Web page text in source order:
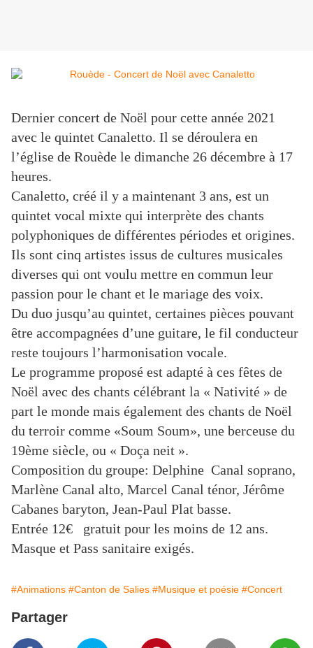
Dernier concert de Noël pour cette année 2021
avec le quintet Canaletto. Il se déroulera en
l’église de Rouède le dimanche 26 décembre à 17
heures.
Canaletto, créé il y a maintenant 3 ans, est un
quintet vocal mixte qui interprète des chants
polyphoniques de différentes périodes et origines.
Ils sont cinq artistes issus de cultures musicales
diverses qui ont voulu mettre en commun leur
passion pour le chant et le mariage des voix.
Du duo jusqu’au quintet, certaines pièces pouvant
être accompagnées d’une guitare, le fil conducteur
reste toujours l’harmonisation vocale.
Le programme proposé est adapté à ces fêtes de
Noël avec des chants célébrant la « Nativité » de
part le monde mais également des chants de Noël
du terroir comme «Soum Soum», une berceuse du
19ème siècle, ou « Doça neit ».
Composition du groupe: Delphine Canal soprano,
Marlène Canal alto, Marcel Canal ténor, Jérôme
Cabanes baryton, Jean-Paul Plat basse.
Entrée 12€ gratuit pour les moins de 12 ans.
Masque et Pass sanitaire exigés.
#Animations #Canton de Salies #Musique et poésie #Concert
Partager